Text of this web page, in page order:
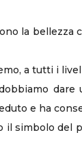
la bellezza
a tutti i
e ha
il simbolo del